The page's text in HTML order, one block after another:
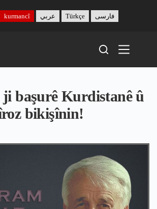
kurmancî عربي Türkçe فارسی
ji başurê Kurdistanê û
bikişînin!